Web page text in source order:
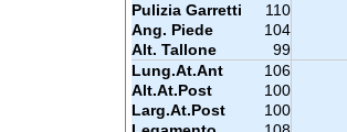
Pulizia Garretti
110
Ang. Piede
104
Alt. Tallone
99
Lung.At.Ant
106
Alt.At.Post
100
Larg.At.Post
100